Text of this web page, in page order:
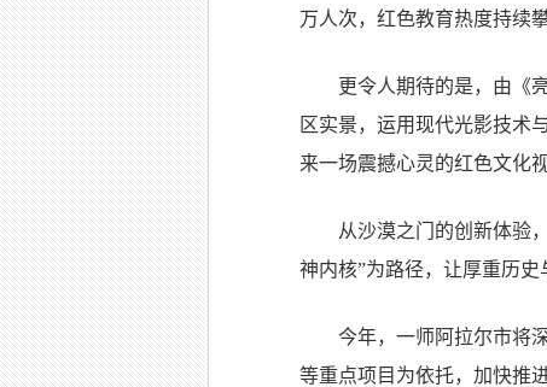
万人次，红色教育热度持续攀
更令人期待的是，由《
区实景，运用现代光影技术
来一场震撼心灵的红色文化
从沙漠之门的创新体验
神内核”为路径，让厚重历
今年，一师阿拉尔市将
等重点项目为依托，加快推